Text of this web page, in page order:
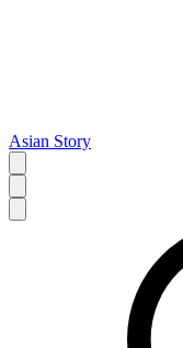
Asian Story